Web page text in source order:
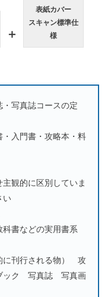
＋
表紙カバー
スキャン標準仕
様
・写真誌コースの定
入門書・攻略本・料
観的に区別していま
い
書などの実用書系
に刊行される物） 攻
ック 写真誌 写真画